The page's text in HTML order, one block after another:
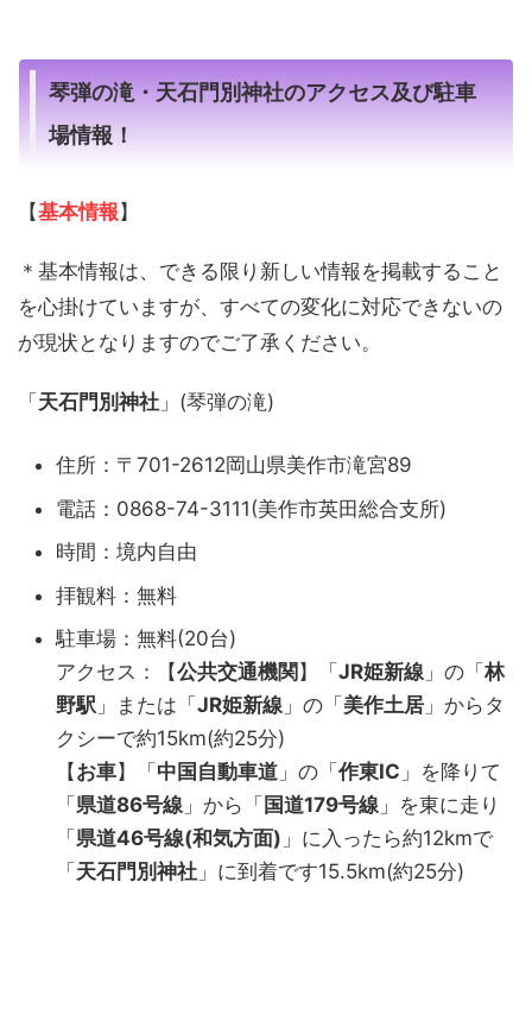
琴弾の滝・天石門別神社のアクセス及び駐車
場情報！
【基本情報 】
＊基本情報は、できる限り新しい情報を掲載すること
を心掛けていますが、すべての変化に対応できないの
が現状となりますのでご了承ください。
「 天石門別神社 」(琴弾の滝)
住所：〒701-2612岡山県美作市滝宮89
電話：0868-74-3111(美作市英田総合支所)
時間：境内自由
拝観料：無料
駐車場：無料(20台)
アクセス：【公共交通機関 】「 JR姫新線 」の「 林
野駅 」または「 JR姫新線 」の「 美作土居 」からタ
クシーで約15km(約25分)
【 お車】「 中国自動車道 」の「 作東IC 」を降りて
「 県道86号線 」から「 国道179号線 」を東に走り
「 県道46号線(和気方面) 」に入ったら約12kmで
「 天石門別神社 」に到着です15.5km(約25分)